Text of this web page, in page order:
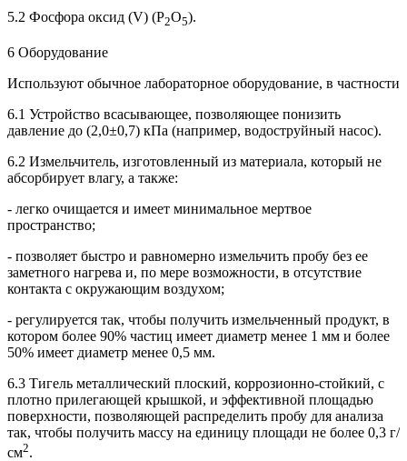
5.2 Фосфора оксид (V) (P2O5).
6 Оборудование
Используют обычное лабораторное оборудование, в частности
6.1 Устройство всасывающее, позволяющее понизить
давление до (2,0±0,7) кПа (например, водоструйный насос).
6.2 Измельчитель, изготовленный из материала, который не
абсорбирует влагу, а также:
- легко очищается и имеет минимальное мертвое
пространство;
- позволяет быстро и равномерно измельчить пробу без ее
заметного нагрева и, по мере возможности, в отсутствие
контакта с окружающим воздухом;
- регулируется так, чтобы получить измельченный продукт, в
котором более 90% частиц имеет диаметр менее 1 мм и более
50% имеет диаметр менее 0,5 мм.
6.3 Тигель металлический плоский, коррозионно-стойкий, с
плотно прилегающей крышкой, и эффективной площадью
поверхности, позволяющей распределить пробу для анализа
так, чтобы получить массу на единицу площади не более 0,3 г/
см2.